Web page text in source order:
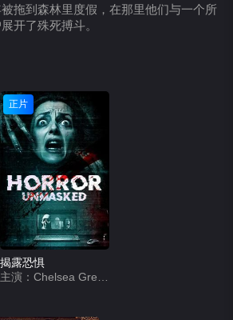
拖到森林里度假，在那里他们与一个所
开了殊死搏斗。
正片
揭露恐惧